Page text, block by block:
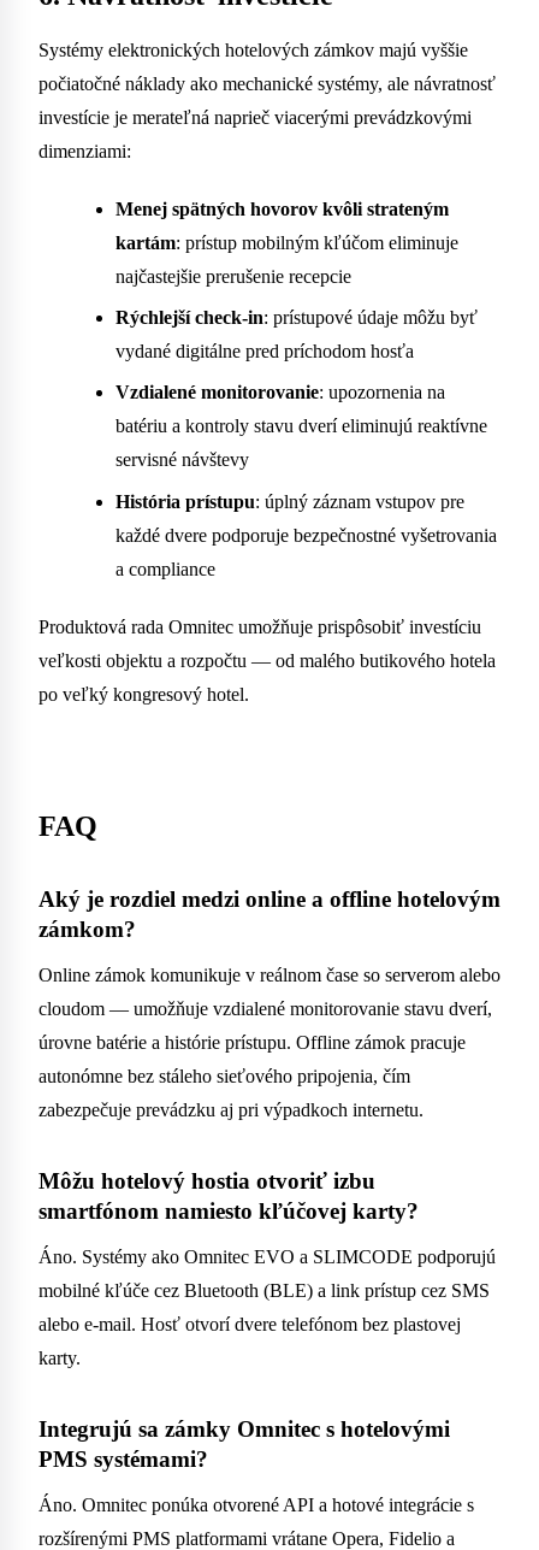
Systémy elektronických hotelových zámkov majú vyššie
počiatočné náklady ako mechanické systémy, ale návratnosť
investície je merateľná naprieč viacerými prevádzkovými
dimenziami:
Menej spätných hovorov kvôli strateným
kartám: prístup mobilným kľúčom eliminuje
najčastejšie prerušenie recepcie
Rýchlejší check-in: prístupové údaje môžu byť
vydané digitálne pred príchodom hosťa
Vzdialené monitorovanie: upozornenia na
batériu a kontroly stavu dverí eliminujú reaktívne
servisné návštevy
História prístupu: úplný záznam vstupov pre
každé dvere podporuje bezpečnostné vyšetrovania
a compliance
Produktová rada Omnitec umožňuje prispôsobiť investíciu
veľkosti objektu a rozpočtu — od malého butikového hotela
po veľký kongresový hotel.
FAQ
Aký je rozdiel medzi online a offline hotelovým
zámkom?
Online zámok komunikuje v reálnom čase so serverom alebo
cloudom — umožňuje vzdialené monitorovanie stavu dverí,
úrovne batérie a histórie prístupu. Offline zámok pracuje
autonómne bez stáleho sieťového pripojenia, čím
zabezpečuje prevádzku aj pri výpadkoch internetu.
Môžu hotelový hostia otvoriť izbu
smartfónom namiesto kľúčovej karty?
Áno. Systémy ako Omnitec EVO a SLIMCODE podporujú
mobilné kľúče cez Bluetooth (BLE) a link prístup cez SMS
alebo e-mail. Hosť otvorí dvere telefónom bez plastovej
karty.
Integrujú sa zámky Omnitec s hotelovými
PMS systémami?
Áno. Omnitec ponúka otvorené API a hotové integrácie s
rozšírenými PMS platformami vrátane Opera, Fidelio a